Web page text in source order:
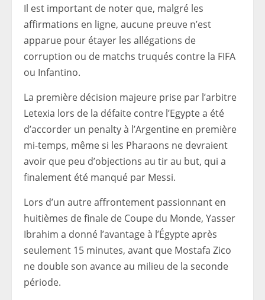
Il est important de noter que, malgré les
affirmations en ligne, aucune preuve n’est
apparue pour étayer les allégations de
corruption ou de matchs truqués contre la FIFA
ou Infantino.
La première décision majeure prise par l’arbitre
Letexia lors de la défaite contre l’Egypte a été
d’accorder un penalty à l’Argentine en première
mi-temps, même si les Pharaons ne devraient
avoir que peu d’objections au tir au but, qui a
finalement été manqué par Messi.
Lors d’un autre affrontement passionnant en
huitièmes de finale de Coupe du Monde, Yasser
Ibrahim a donné l’avantage à l’Égypte après
seulement 15 minutes, avant que Mostafa Zico
ne double son avance au milieu de la seconde
période.